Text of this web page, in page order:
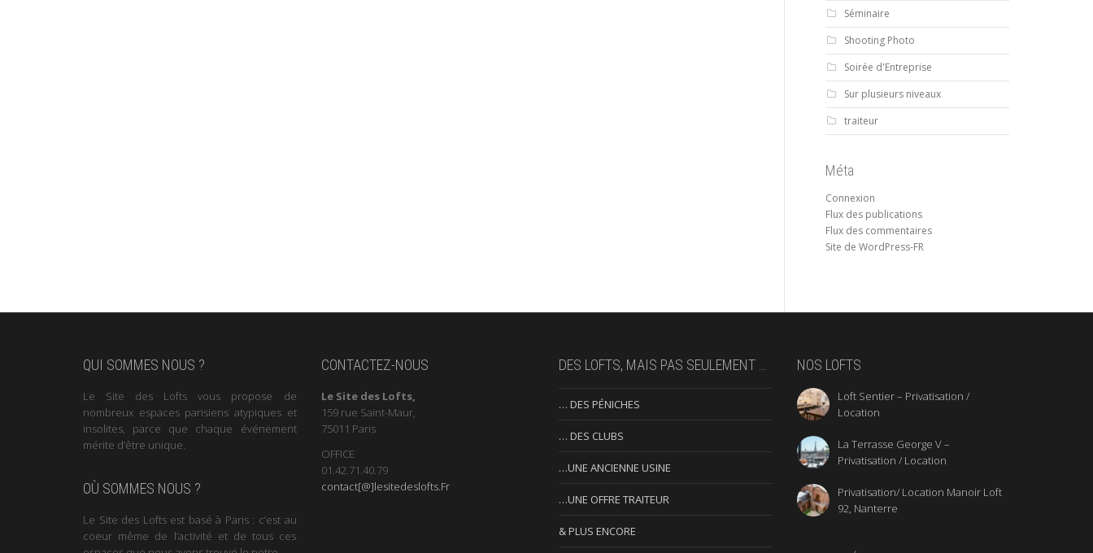
Séminaire
Shooting Photo
Soirée d'Entreprise
Sur plusieurs niveaux
traiteur
Méta
Connexion
Flux des publications
Flux des commentaires
Site de WordPress-FR
QUI SOMMES NOUS ?
Le Site des Lofts vous propose de
nombreux espaces parisiens atypiques et
insolites, parce que chaque événement
mérite d’être unique.
OÙ SOMMES NOUS ?
Le Site des Lofts est basé à Paris : c’est au
coeur même de l’activité et de tous ces
CONTACTEZ-NOUS
Le Site des Lofts,
159 rue Saint-Maur,
75011 Paris
OFFICE
01.42.71.40.79
contact[@]lesitedeslofts.Fr
DES LOFTS, MAIS PAS SEULEMENT …
… DES PÉNICHES
… DES CLUBS
…UNE ANCIENNE USINE
…UNE OFFRE TRAITEUR
& PLUS ENCORE
NOS LOFTS
Loft Sentier – Privatisation /
Location
La Terrasse George V –
Privatisation / Location
Privatisation/ Location Manoir Loft
92, Nanterre